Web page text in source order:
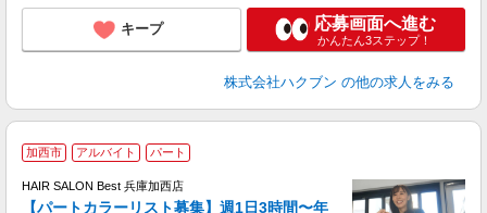
キープ 応募画面へ進む
かんたん3ステップ！
株式会社ハクブン の他の求人をみる
加西市 アルバイト パート
HAIR SALON Best 兵庫加西店
【パートカラーリスト募集】週1日3時間〜年